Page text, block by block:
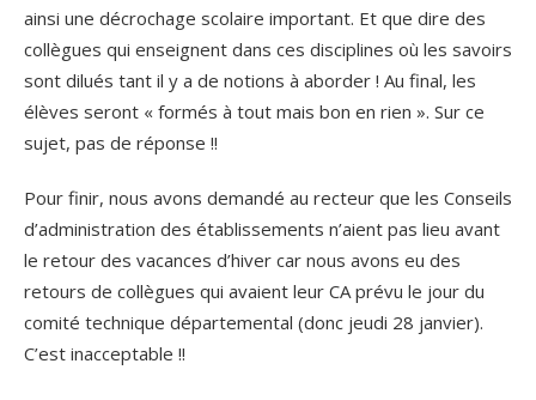
ainsi une décrochage scolaire important. Et que dire des
collègues qui enseignent dans ces disciplines où les savoirs
sont dilués tant il y a de notions à aborder ! Au final, les
élèves seront « formés à tout mais bon en rien ». Sur ce
sujet, pas de réponse !!
Pour finir, nous avons demandé au recteur que les Conseils
d’administration des établissements n’aient pas lieu avant
le retour des vacances d’hiver car nous avons eu des
retours de collègues qui avaient leur CA prévu le jour du
comité technique départemental (donc jeudi 28 janvier).
C’est inacceptable !!